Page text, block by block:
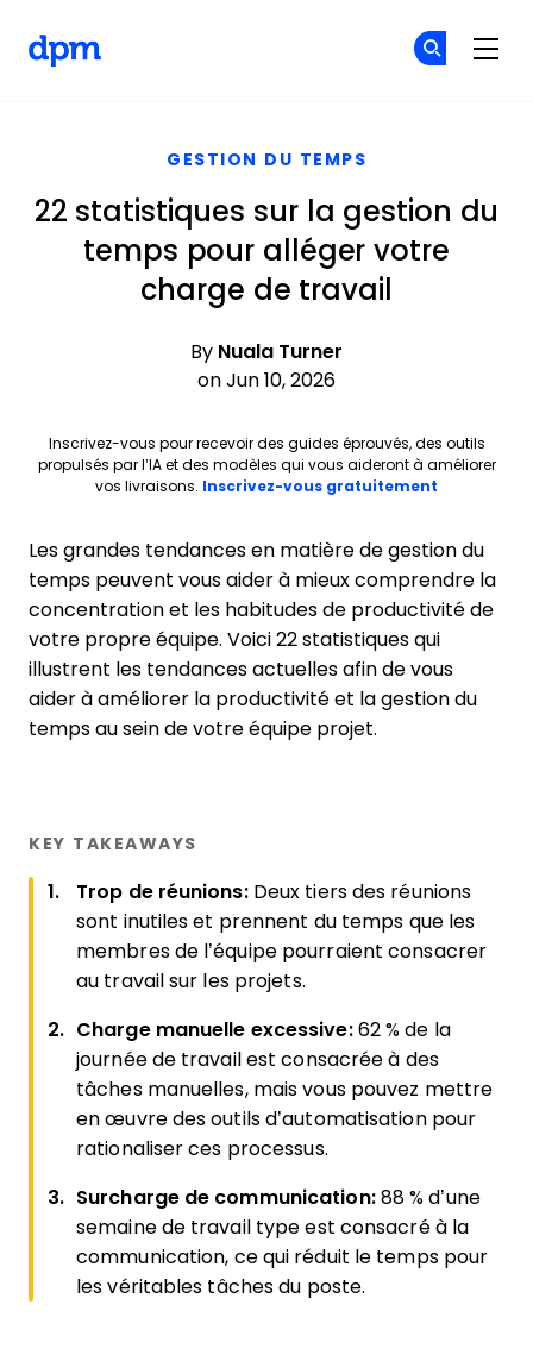
GESTION DU TEMPS
22 statistiques sur la gestion du
temps pour alléger votre
charge de travail
By Nuala Turner
on Jun 10, 2026
Inscrivez-vous pour recevoir des guides éprouvés, des outils
propulsés par l’IA et des modèles qui vous aideront à améliorer
vos livraisons. Inscrivez-vous gratuitement
Les grandes tendances en matière de gestion du
temps peuvent vous aider à mieux comprendre la
concentration et les habitudes de productivité de
votre propre équipe. Voici 22 statistiques qui
illustrent les tendances actuelles afin de vous
aider à améliorer la productivité et la gestion du
temps au sein de votre équipe projet.
KEY TAKEAWAYS
Trop de réunions: Deux tiers des réunions
sont inutiles et prennent du temps que les
membres de l’équipe pourraient consacrer
au travail sur les projets.
Charge manuelle excessive: 62 % de la
journée de travail est consacrée à des
tâches manuelles, mais vous pouvez mettre
en œuvre des outils d’automatisation pour
rationaliser ces processus.
Surcharge de communication: 88 % d’une
semaine de travail type est consacré à la
communication, ce qui réduit le temps pour
les véritables tâches du poste.